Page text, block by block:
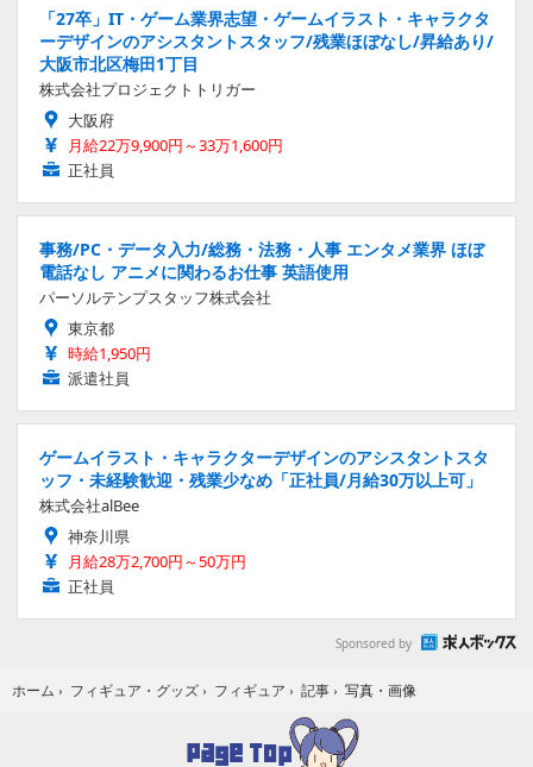
「27卒」IT・ゲーム業界志望・ゲームイラスト・キャラクタ
ーデザインのアシスタントスタッフ/残業ほぼなし/昇給あり/
大阪市北区梅田1丁目
株式会社プロジェクトトリガー
大阪府
月給22万9,900円～33万1,600円
正社員
事務/PC・データ入力/総務・法務・人事 エンタメ業界 ほぼ
電話なし アニメに関わるお仕事 英語使用
パーソルテンプスタッフ株式会社
東京都
時給1,950円
派遣社員
ゲームイラスト・キャラクターデザインのアシスタントスタ
ッフ・未経験歓迎・残業少なめ「正社員/月給30万以上可」
株式会社alBee
神奈川県
月給28万2,700円～50万円
正社員
Sponsored by
ホーム › フィギュア・グッズ › フィギュア › 記事 › 写真・画像